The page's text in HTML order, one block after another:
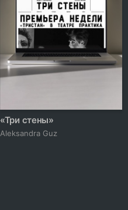
«Три стены»
Aleksandra Guz